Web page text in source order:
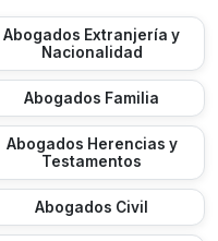
Abogados Extranjería y
Nacionalidad
Abogados Familia
Abogados Herencias y
Testamentos
Abogados Civil